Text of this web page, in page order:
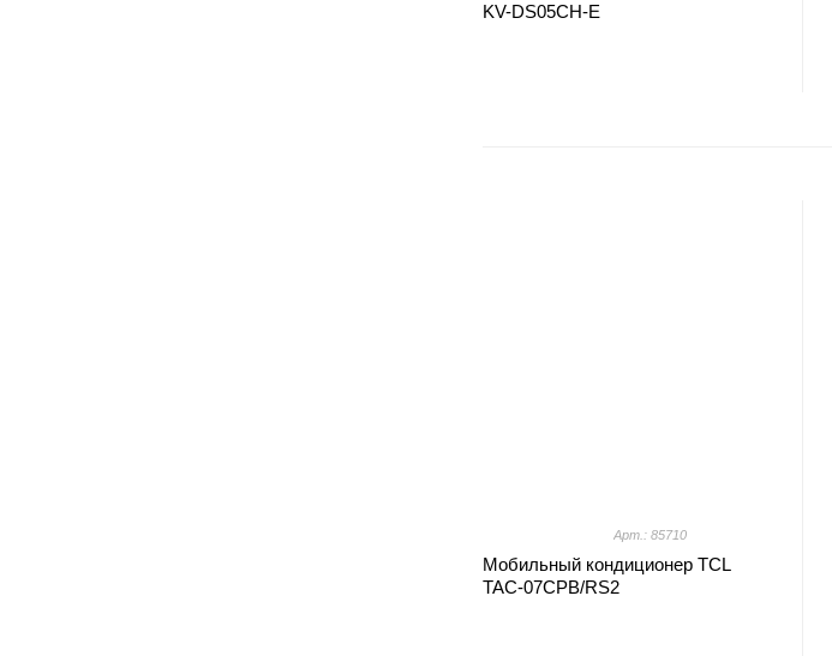
KV-DS05CH-E
Арт.: 85710
Мобильный кондиционер TCL
TAC-07CPB/RS2